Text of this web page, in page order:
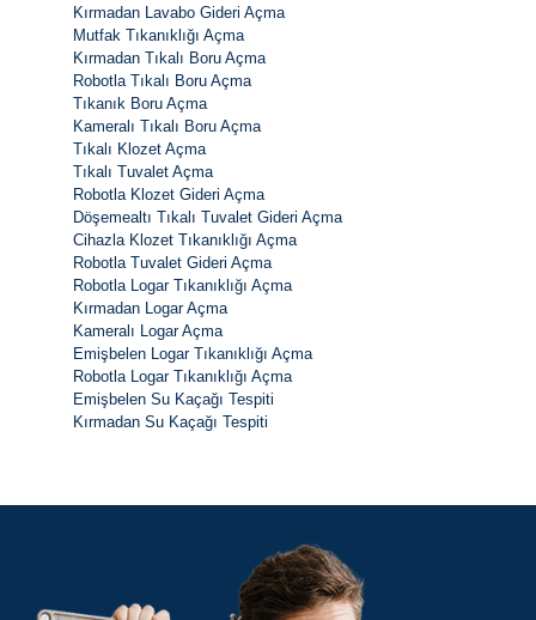
Kırmadan Lavabo Gideri Açma
Mutfak Tıkanıklığı Açma
Kırmadan Tıkalı Boru Açma
Robotla Tıkalı Boru Açma
Tıkanık Boru Açma
Kameralı Tıkalı Boru Açma
Tıkalı Klozet Açma
Tıkalı Tuvalet Açma
Robotla Klozet Gideri Açma
Döşemealtı Tıkalı Tuvalet Gideri Açma
Cihazla Klozet Tıkanıklığı Açma
Robotla Tuvalet Gideri Açma
Robotla Logar Tıkanıklığı Açma
Kırmadan Logar Açma
Kameralı Logar Açma
Emişbelen Logar Tıkanıklığı Açma
Robotla Logar Tıkanıklığı Açma
Emişbelen Su Kaçağı Tespiti
Kırmadan Su Kaçağı Tespiti